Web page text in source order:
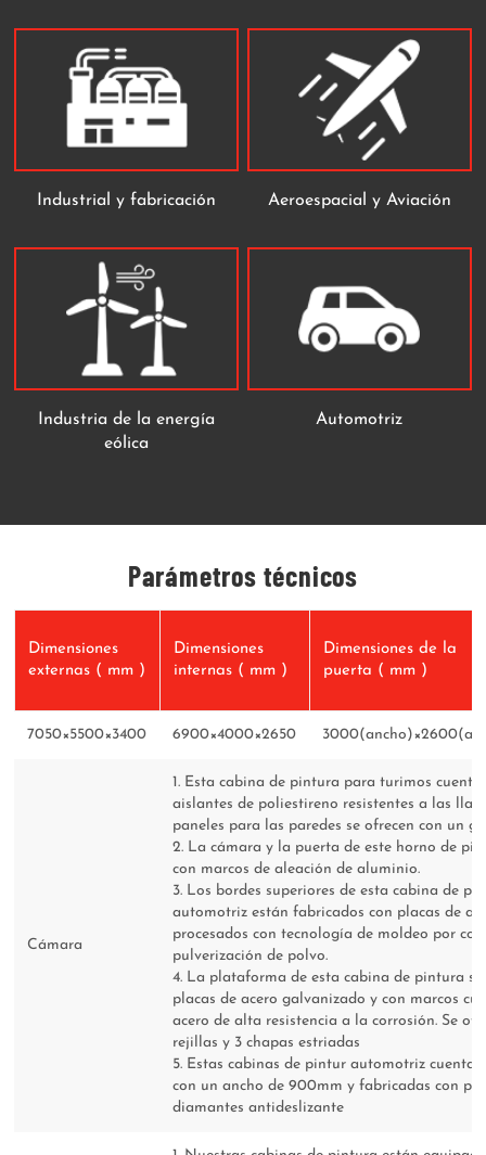
Industrial y fabricación Aeroespacial y Aviación
Industria de la energía
eólica
Automotriz
Parámetros técnicos
Dimensiones
externas ( mm )
Dimensiones
internas ( mm )
Dimensiones de la
puerta ( mm )
7050×5500×3400 6900×4000×2650
Cámara
1. Esta cabina de pintura para turimos cuenta
aislantes de poliestireno resistentes a las
paneles para las paredes se ofrecen con un
2. La cámara y la puerta de este horno de
con marcos de aleación de aluminio.
3. Los bordes superiores de esta cabina de
automotriz están fabricados con placas de
procesados con tecnología de moldeo por
pulverización de polvo.
4. La plataforma de esta cabina de pintura se
placas de acero galvanizado y con marcos
acero de alta resistencia a la corrosión. Se
rejillas y 3 chapas estriadas
5. Estas cabinas de pintur automotriz cuenta
con un ancho de 900mm y fabricadas con
diamantes antideslizante